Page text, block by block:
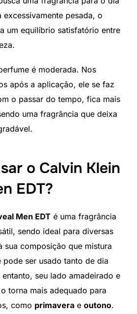
excessivamente pesada, o
um equilíbrio satisfatório entre
é moderada. Nos
após a aplicação, ele se faz
o passar do tempo, fica mais
uma fragrância que deixa
o Calvin Klein
EDT?
Men EDT é uma fragrância
sendo ideal para diversas
sua composição que mistura
ser usado tanto de dia
seu lado amadeirado e
torna mais adequado para
como primavera e outono.